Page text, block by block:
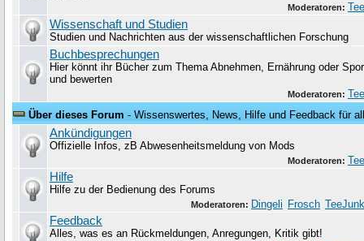
Moderatoren:
Wissenschaft und Studien
Studien und Nachrichten aus der wissenschaftlichen Forschung
Buchbesprechungen
Hier könnt ihr Bücher zum Thema Abnehmen, Ernährung oder
und bewerten
Moderatoren:
Über dieses Forum - Wissenswertes, News, Hilfe und Feedback für
Ankündigungen
Offizielle Infos, zB Abwesenheitsmeldung von Mods
Moderatoren:
Hilfe
Hilfe zu der Bedienung des Forums
Moderatoren: Dingeli Frosch
Feedback
Alles, was es an Rückmeldungen, Anregungen, Kritik gibt!